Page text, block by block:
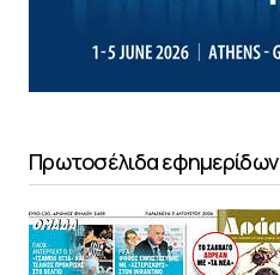
Πρωτοσέλιδα εφημερίδων